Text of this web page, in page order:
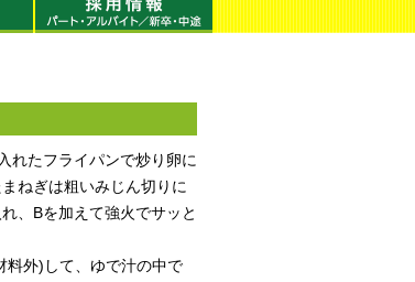
れたフライパンで炒り卵に
ねぎは粗いみじん切りに
、Bを加えて強火でサッと
料外)して、ゆで汁の中で